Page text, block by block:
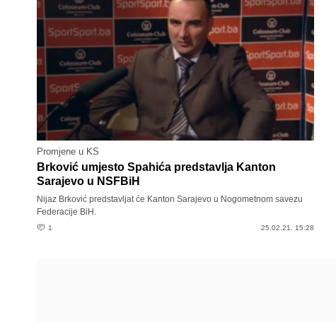
Promjene u KS
Brković umjesto Spahića predstavlja Kanton
Sarajevo u NSFBiH
Nijaz Brković predstavljat će Kanton Sarajevo u Nogometnom savezu
Federacije BiH.
1 25.02.21. 15:28